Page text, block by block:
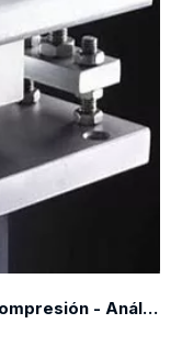
Mercado de células de carga de compresión - Análisis de la industria global 2018 - 2026